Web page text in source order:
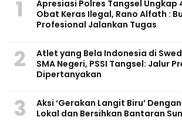
1
Apresiasi Polres Tangsel Ungkap
Obat Keras Ilegal, Rano Alfath :
Profesional Jalankan Tugas
2
Atlet yang Bela Indonesia di
SMA Negeri, PSSI Tangsel: Jalur
Dipertanyakan
3
Aksi ‘Gerakan Langit Biru’
Lokal dan Bersihkan Bantaran